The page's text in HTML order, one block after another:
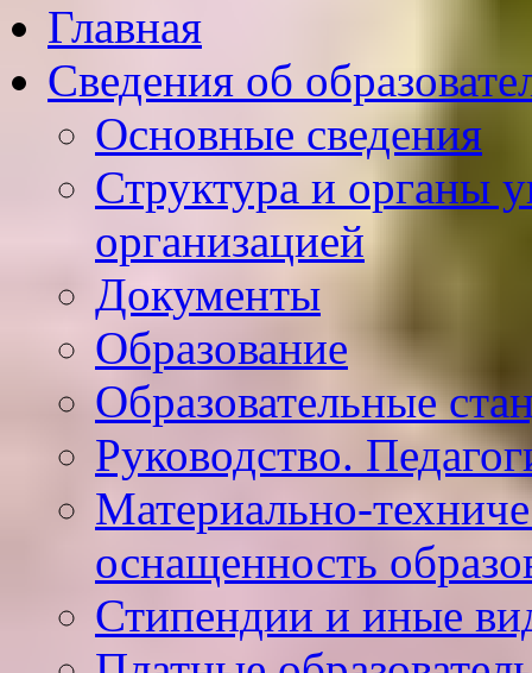
Главная
Сведения об
Основные сведения
Структура и органы
организацией
Документы
Образование
Образовательные
Руководство.
Материально-
оснащенность
Стипендии и иные